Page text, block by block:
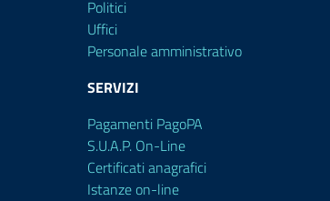
Politici
Uffici
Personale amministrativo
SERVIZI
Pagamenti PagoPA
S.U.A.P. On-Line
Certificati anagrafici
Istanze on-line